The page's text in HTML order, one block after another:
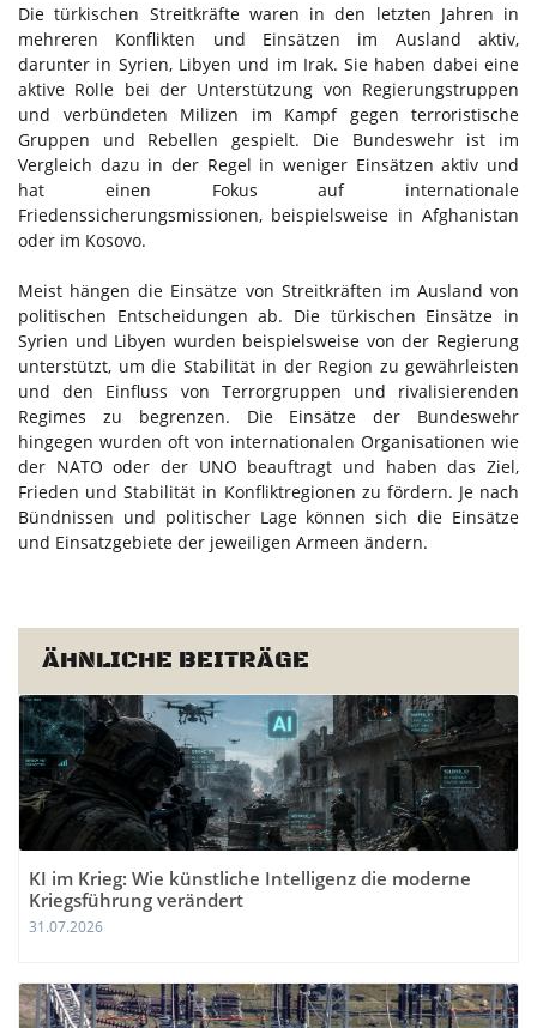
Die türkischen Streitkräfte waren in den letzten Jahren in
mehreren Konflikten und Einsätzen im Ausland aktiv,
darunter in Syrien, Libyen und im Irak. Sie haben dabei eine
aktive Rolle bei der Unterstützung von Regierungstruppen
und verbündeten Milizen im Kampf gegen terroristische
Gruppen und Rebellen gespielt. Die Bundeswehr ist im
Vergleich dazu in der Regel in weniger Einsätzen aktiv und
hat einen Fokus auf internationale
Friedenssicherungsmissionen, beispielsweise in Afghanistan
oder im Kosovo.
Meist hängen die Einsätze von Streitkräften im Ausland von
politischen Entscheidungen ab. Die türkischen Einsätze in
Syrien und Libyen wurden beispielsweise von der Regierung
unterstützt, um die Stabilität in der Region zu gewährleisten
und den Einfluss von Terrorgruppen und rivalisierenden
Regimes zu begrenzen. Die Einsätze der Bundeswehr
hingegen wurden oft von internationalen Organisationen wie
der NATO oder der UNO beauftragt und haben das Ziel,
Frieden und Stabilität in Konfliktregionen zu fördern. Je nach
Bündnissen und politischer Lage können sich die Einsätze
und Einsatzgebiete der jeweiligen Armeen ändern.
ÄHNLICHE BEITRÄGE
KI im Krieg: Wie künstliche Intelligenz die moderne
Kriegsführung verändert
31.07.2026